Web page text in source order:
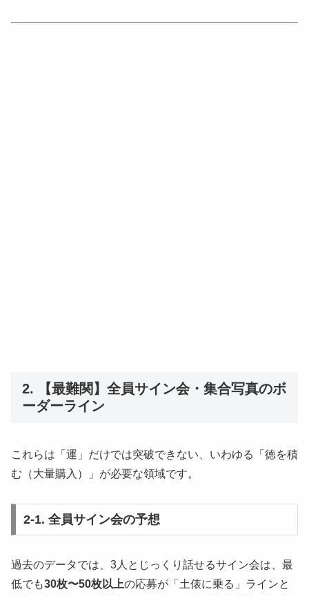
2. 【最難関】全員サイン会・集合写真のボ
ーダーライン
これらは「運」だけでは突破できない、いわゆる「徳を積
む（大量購入）」が必要な領域です。
2-1. 全員サイン会の予想
過去のデータでは、3人とじっくり話せるサイン会は、最
低でも30枚〜50枚以上の応募が「土俵に乗る」ラインと